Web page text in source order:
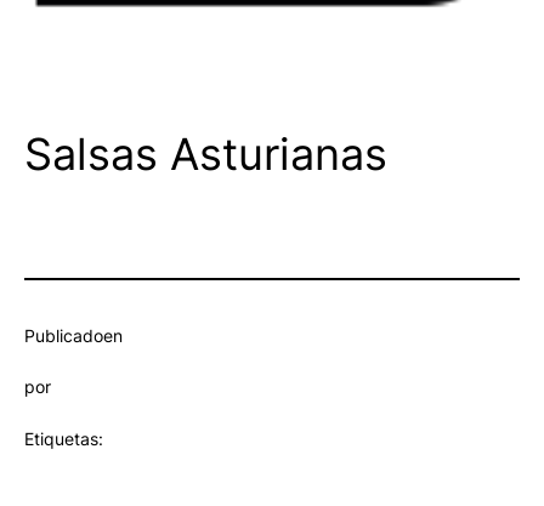
Salsas Asturianas
Publicadoen
por
Etiquetas: